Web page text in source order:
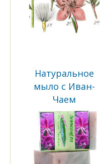
Натуральное
мыло с Иван-
Чаем